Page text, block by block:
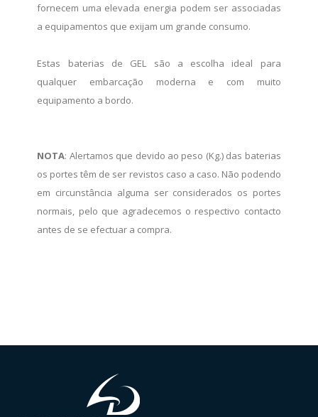
fornecem uma elevada energia podem ser associadas
a equipamentos que exijam um grande consumo.
Estas baterias de GEL são a escolha ideal para
qualquer embarcação moderna e com muito
equipamento a bordo.
NOTA: Alertamos que devido ao peso (Kg.) das baterias
os portes têm de ser revistos caso a caso. Não podendo
em circunstância alguma ser considerados os portes
normais, pelo que agradecemos o respectivo contacto
antes de se efectuar a compra.